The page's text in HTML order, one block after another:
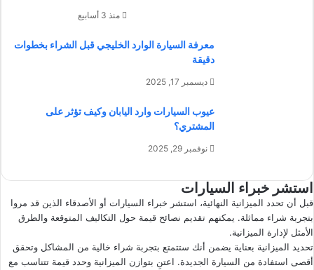
منذ 3 أسابيع
معرفة السيارة الوارد الخليجي قبل الشراء بخطوات
دقيقة
ديسمبر 17, 2025
عيوب السيارات وارد اليابان وكيف تؤثر على
المشتري؟
نوفمبر 29, 2025
استشر خبراء السيارات
قبل أن تحدد الميزانية النهائية، استشر خبراء السيارات أو الأصدقاء الذين قد مروا
بتجربة شراء مماثلة. يمكنهم تقديم نصائح قيمة حول التكاليف المتوقعة والطرق
الأمثل لإدارة الميزانية.
تحديد الميزانية بعناية يضمن أنك ستتمتع بتجربة شراء خالية من المشاكل وتحقق
أقصى استفادة من السيارة الجديدة. اعتنِ بتوازن الميزانية وحدد قيمة تتناسب مع